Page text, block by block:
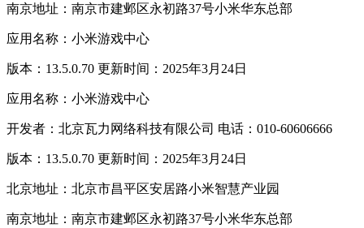
南京地址：南京市建邺区永初路37号小米华东总部
应用名称：小米游戏中心
版本：13.5.0.70 更新时间：2025年3月24日
应用名称：小米游戏中心
开发者：北京瓦力网络科技有限公司 电话：010-60606666
版本：13.5.0.70 更新时间：2025年3月24日
北京地址：北京市昌平区安居路小米智慧产业园
南京地址：南京市建邺区永初路37号小米华东总部